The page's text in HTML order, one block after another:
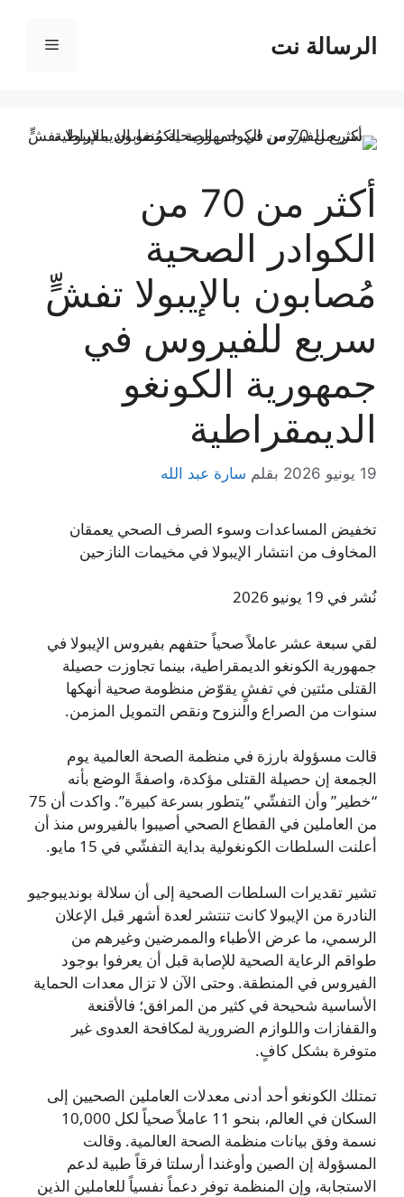
المحتوىالرسالة نت القائمة
أكثر من 70 من
الكوادر الصحية
مُصابون بالإيبولا تفشٍّ
سريع للفيروس في
جمهورية الكونغو
الديمقراطية
19 يونيو 2026 بقلم سارة عبد الله
تخفيض المساعدات وسوء الصرف الصحي يعمقان
المخاوف من انتشار الإيبولا في مخيمات النازحين
نُشر في 19 يونيو 2026
لقي سبعة عشر عاملاً صحياً حتفهم بفيروس الإيبولا في
جمهورية الكونغو الديمقراطية، بينما تجاوزت حصيلة
القتلى مئتين في تفشٍ يقوّض منظومة صحية أنهكها
سنوات من الصراع والنزوح ونقص التمويل المزمن.
قالت مسؤولة بارزة في منظمة الصحة العالمية يوم
الجمعة إن حصيلة القتلى مؤكدة، واصفةً الوضع بأنه
“خطير” وأن التفشّي “يتطور بسرعة كبيرة”. واكدت أن 75
من العاملين في القطاع الصحي أصيبوا بالفيروس منذ أن
أعلنت السلطات الكونغولية بداية التفشّي في 15 مايو.
تشير تقديرات السلطات الصحية إلى أن سلالة بونديبوجيو
النادرة من الإيبولا كانت تنتشر لعدة أشهر قبل الإعلان
الرسمي، ما عرض الأطباء والممرضين وغيرهم من
طواقم الرعاية الصحية للإصابة قبل أن يعرفوا بوجود
الفيروس في المنطقة. وحتى الآن لا تزال معدات الحماية
الأساسية شحيحة في كثير من المرافق؛ فالأقنعة
والقفازات واللوازم الضرورية لمكافحة العدوى غير
متوفرة بشكل كافٍ.
تمتلك الكونغو أحد أدنى معدلات العاملين الصحيين إلى
السكان في العالم، بنحو 11 عاملاً صحياً لكل 10,000
نسمة وفق بيانات منظمة الصحة العالمية. وقالت
المسؤولة إن الصين وأوغندا أرسلتا فرقاً طبية لدعم
الاستجابة، وإن المنظمة توفر دعماً نفسياً للعاملين الذين